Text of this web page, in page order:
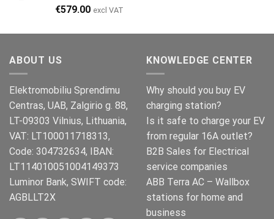
€579.00 excl VAT
ABOUT US
Elektromobiliu Sprendimu
Centras, UAB, Zalgirio g. 88,
LT-09303 Vilnius, Lithuania,
VAT: LT100011718313,
Code: 304732634, IBAN:
LT114010051004149373
Luminor Bank, SWIFT code:
AGBLLT2X
KNOWLEDGE CENTER
Why should you buy EV
charging station?
Is it safe to charge your EV
from regular 16A outlet?
B2B Sales for Electrical
service companies
ABB Terra AC – Wallbox
stations for home and
business